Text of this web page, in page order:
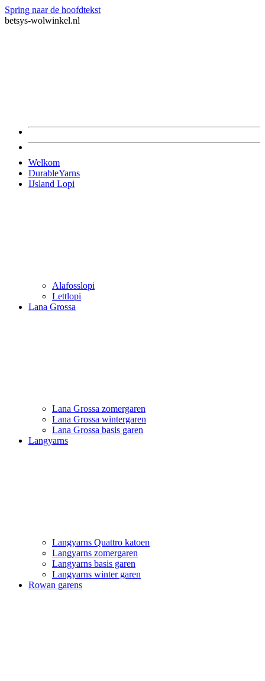
Spring naar de hoofdtekst
betsys-wolwinkel.nl
Welkom
DurableYarns
IJsland Lopi
Alafosslopi
Lettlopi
Lana Grossa
Lana Grossa zomergaren
Lana Grossa wintergaren
Lana Grossa basis garen
Langyarns
Langyarns Quattro katoen
Langyarns zomergaren
Langyarns basis garen
Langyarns winter garen
Rowan garens